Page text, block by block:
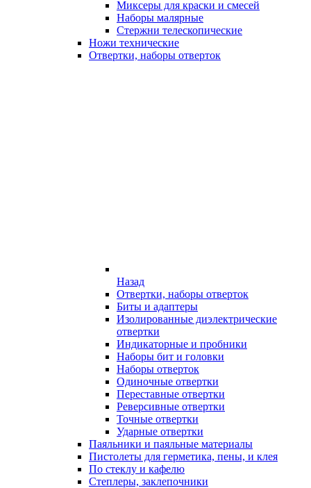
Миксеры для краски и смесей
Наборы малярные
Стержни телескопические
Ножи технические
Отвертки, наборы отверток
Назад
Отвертки, наборы отверток
Биты и адаптеры
Изолированные диэлектрические
отвертки
Индикаторные и пробники
Наборы бит и головки
Наборы отверток
Одиночные отвертки
Переставные отвертки
Реверсивные отвертки
Точные отвертки
Ударные отвертки
Паяльники и паяльные материалы
Пистолеты для герметика, пены, и клея
По стеклу и кафелю
Степлеры, заклепочники